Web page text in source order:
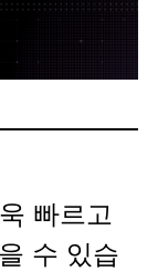
빠르고
수 있습